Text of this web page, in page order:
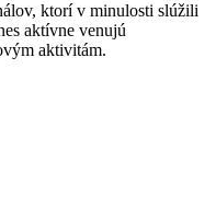
ktorí v minulosti slúžili
aktívne venujú
aktivitám.